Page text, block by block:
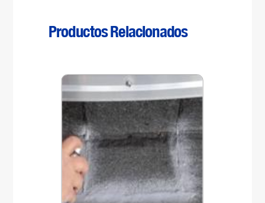
Productos Relacionados